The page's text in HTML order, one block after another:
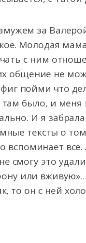
за
Молодая
с ним
общение не
пойми что
было, и меня
И я
тексты о
вспоминает
это
или
то он с ней